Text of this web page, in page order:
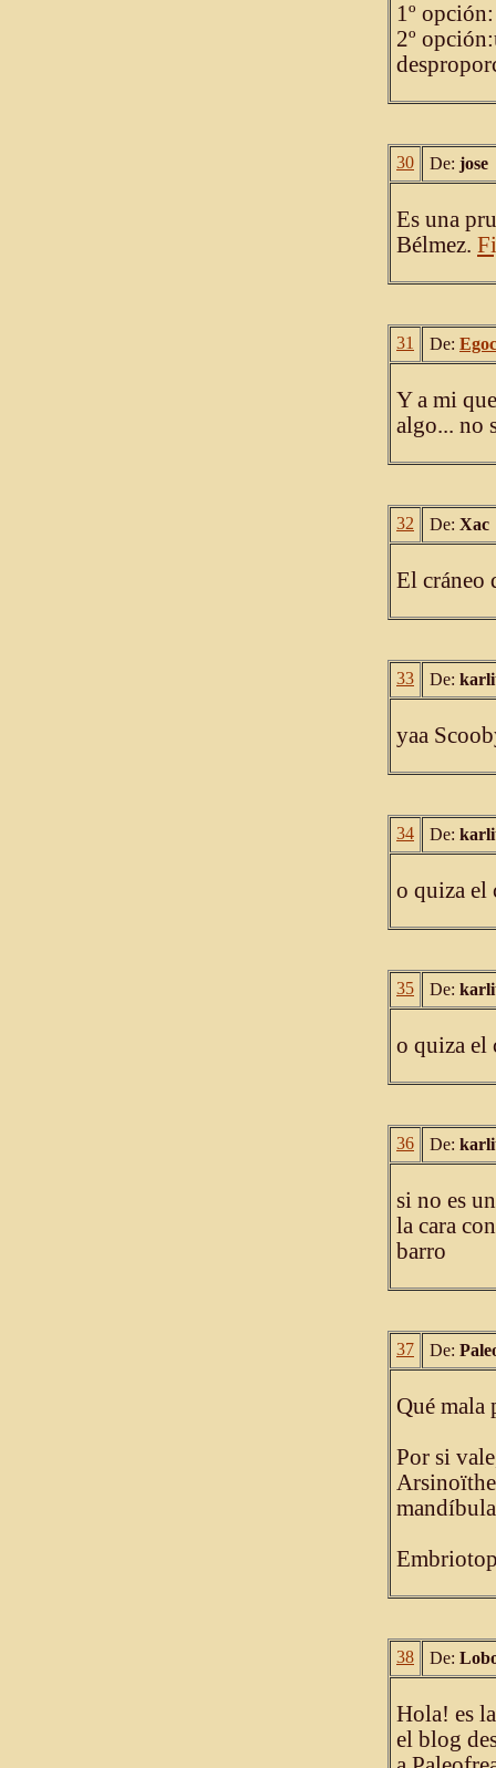
1º
2º
30 De: jose
Es una
Bélmez.
31 De:
Y a mi
algo... no
32 De: Xac
El cráneo
33 De:
yaa
34 De:
o quiza el
35 De:
o quiza el
36 De:
si no es
la cara
barro
37 De:
Qué mala
Por si
38 De:
Hola! es
el blog